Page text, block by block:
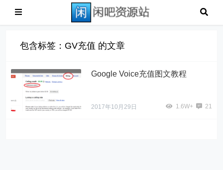
包含标签：GV充值 的文章
Google Voice充值图文教程
2017年10月29日 1.6W+ 21